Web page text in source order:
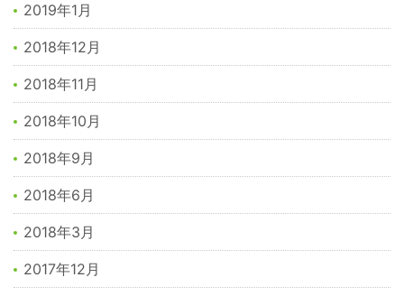
2019年1月
2018年12月
2018年11月
2018年10月
2018年9月
2018年6月
2018年3月
2017年12月